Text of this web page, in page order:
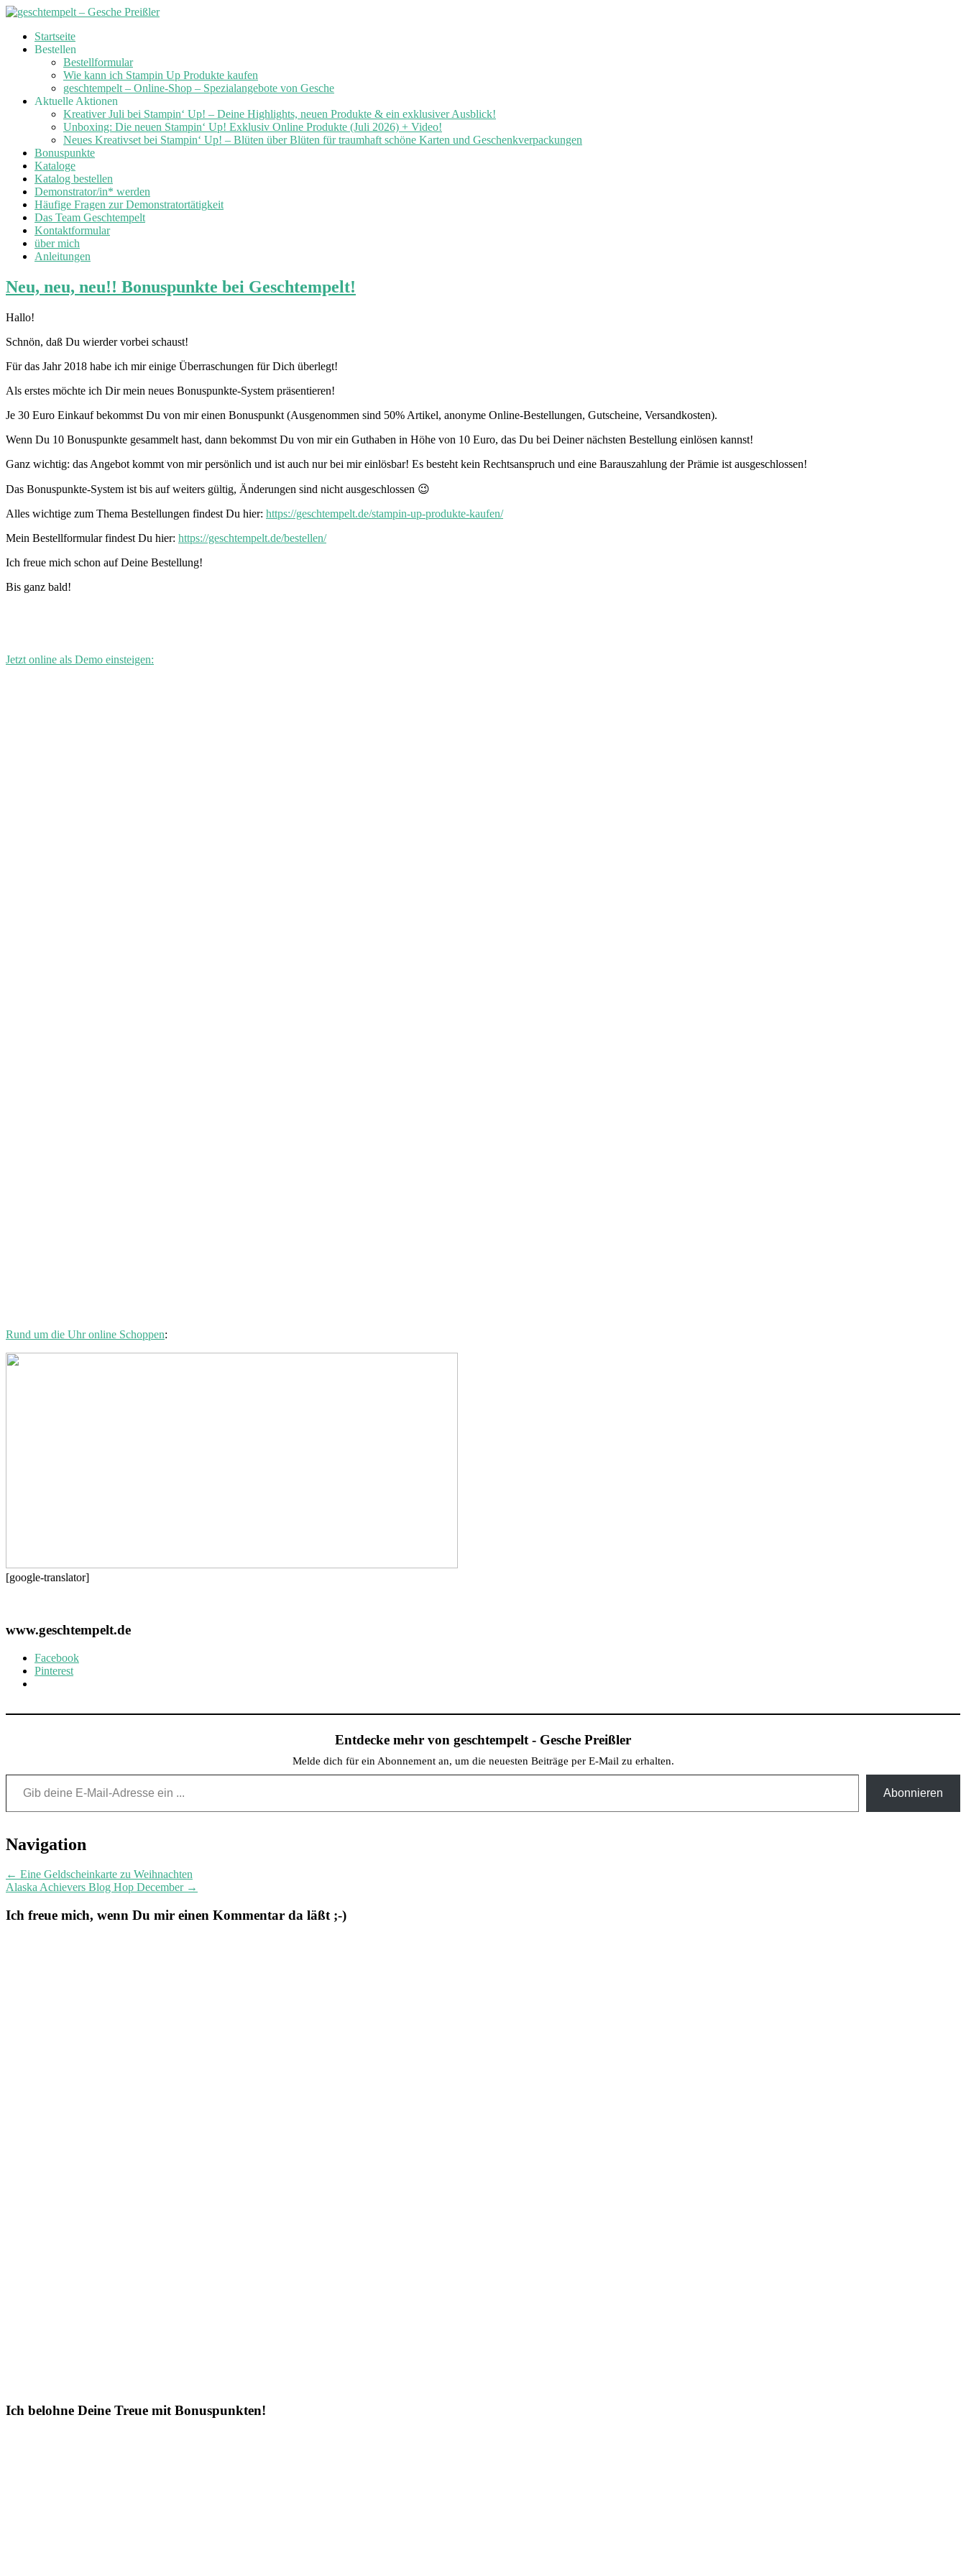
Skip
Startseite
Bestellen
Bestellformular
Wie kann ich Stampin Up Produkte kaufen
geschtempelt – Online-Shop – Spezialangebote von Gesche
Aktuelle Aktionen
Kreativer Juli bei Stampin‘ Up! – Deine Highlights, neuen Produkte & ein exklusiver Ausblick!
Unboxing: Die neuen Stampin‘ Up! Exklusiv Online Produkte (Juli 2026) + Video!
Neues Kreativset bei Stampin‘ Up! – Blüten über Blüten für traumhaft schöne Karten und Geschenkverpackungen
Bonuspunkte
Kataloge
Katalog bestellen
Demonstrator/in* werden
Häufige Fragen zur Demonstratortätigkeit
Das Team Geschtempelt
Kontaktformular
über mich
Anleitungen
Neu, neu, neu!! Bonuspunkte bei Geschtempelt!
Hallo!
Schnön, daß Du wierder vorbei schaust!
Für das Jahr 2018 habe ich mir einige Überraschungen für Dich überlegt!
Als erstes möchte ich Dir mein neues Bonuspunkte-System präsentieren!
Je 30 Euro Einkauf bekommst Du von mir einen Bonuspunkt (Ausgenommen sind 50% Artikel, anonyme Online-Bestellungen, Gutscheine, Versandkosten).
Wenn Du 10 Bonuspunkte gesammelt hast, dann bekommst Du von mir ein Guthaben in Höhe von 10 Euro, das Du bei Deiner nächsten Bestellung einlösen kannst!
Ganz wichtig: das Angebot kommt von mir persönlich und ist auch nur bei mir einlösbar! Es besteht kein Rechtsanspruch und eine Barauszahlung der Prämie ist ausgeschlossen!
Das Bonuspunkte-System ist bis auf weiters gültig, Änderungen sind nicht ausgeschlossen 😉
Alles wichtige zum Thema Bestellungen findest Du hier: https://geschtempelt.de/stampin-up-produkte-kaufen/
Mein Bestellformular findest Du hier: https://geschtempelt.de/bestellen/
Ich freue mich schon auf Deine Bestellung!
Bis ganz bald!
Jetzt online als Demo einsteigen:
Rund um die Uhr online Schoppen:
[google-translator]
www.geschtempelt.de
Facebook
Pinterest
Entdecke mehr von geschtempelt - Gesche Preißler
Melde dich für ein Abonnement an, um die neuesten Beiträge per E-Mail zu erhalten.
Gib deine E-Mail-Adresse ein ...
Abonnieren
Post
Navigation
← Eine Geldscheinkarte zu Weihnachten
Alaska Achievers Blog Hop December →
Ich freue mich, wenn Du mir einen Kommentar da läßt ;-)
Ich belohne Deine Treue mit Bonuspunkten!